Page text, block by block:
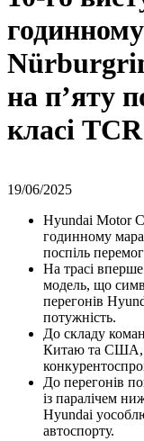
на п’яту
класі TCR
19/06/2025
Hyundai Motor
годинному
поспіль
На трасі
модель, що
перегонів
потужність.
До складу
Китаю та США,
До перегонів
із паралічем
Hyundai
автоспорту.